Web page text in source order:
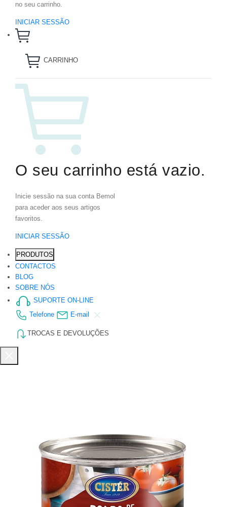
no seu carrinho.
INICIAR SESSÃO
CARRINHO
O seu carrinho está vazio.
Inicie sessão na sua conta Bemol
para aceder aos seus artigos
favoritos.
INICIAR SESSÃO
PRODUTOS
CONTACTOS
BLOG
SOBRE NÓS
SUPORTE ON-LINE
Telefone
E-mail
TROCAS E DEVOLUÇÕES